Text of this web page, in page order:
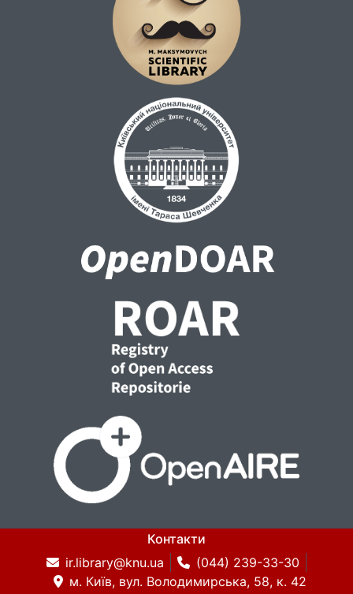
Контакти
ir.library@knu.ua
(044) 239-33-30
м. Київ, вул. Володимирська, 58, к. 42